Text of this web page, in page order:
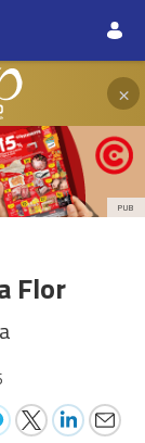
×
PUB
Flor